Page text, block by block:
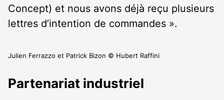
Concept) et nous avons déjà reçu plusieurs
lettres d’intention de commandes ».
Julien Ferrazzo et Patrick Bizon © Hubert Raffini
Partenariat industriel